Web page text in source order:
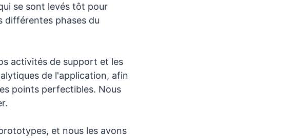
se sont levés tôt pour
différentes phases du
activités de support et les
de l'application, afin
points perfectibles. Nous
et nous les avons